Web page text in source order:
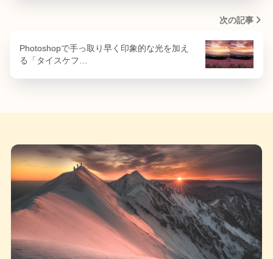
次の記事
Photoshopで手っ取り早く印象的な光を加え
る「タイスケフ…